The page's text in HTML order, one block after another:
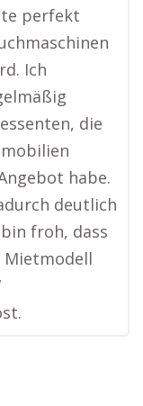
perfekt
Ich
die
habe.
deutlich
froh, dass
Mietmodell